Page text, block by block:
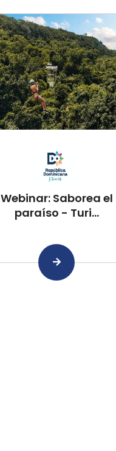
Webinar: Saborea el
paraíso - Turi...